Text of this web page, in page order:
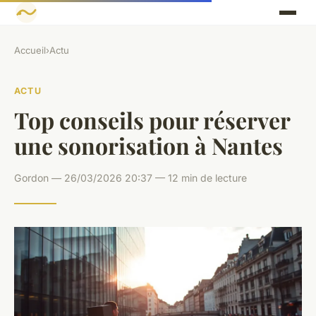
Accueil›Actu
ACTU
Top conseils pour réserver
une sonorisation à Nantes
Gordon — 26/03/2026 20:37 — 12 min de lecture